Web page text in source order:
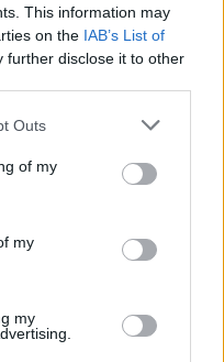
This information may
on the IAB’s List of
further disclose it to other
Outs
of my
my
my